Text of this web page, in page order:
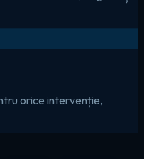
orice intervenție,